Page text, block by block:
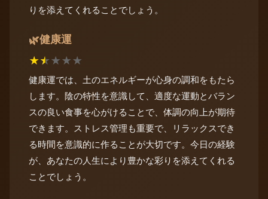
りを添えてくれることでしょう。
🌿健康運
★★★★★
健康運では、土のエネルギーが心身の調和をもたら
します。陰の特性を意識して、適度な運動とバラン
スの良い食事を心がけることで、体調の向上が期待
できます。ストレス管理も重要で、リラックスでき
る時間を意識的に作ることが大切です。今日の経験
が、あなたの人生により豊かな彩りを添えてくれる
ことでしょう。